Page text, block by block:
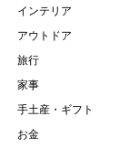
インテリア
アウトドア
旅行
家事
手土産・ギフト
お金